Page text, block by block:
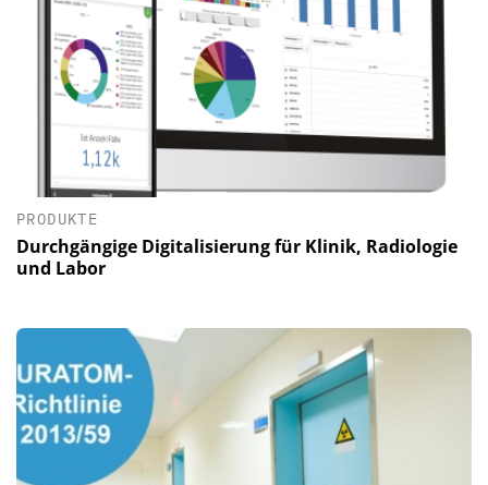
PRODUKTE
Durchgängige Digitalisierung für Klinik, Radiologie
und Labor